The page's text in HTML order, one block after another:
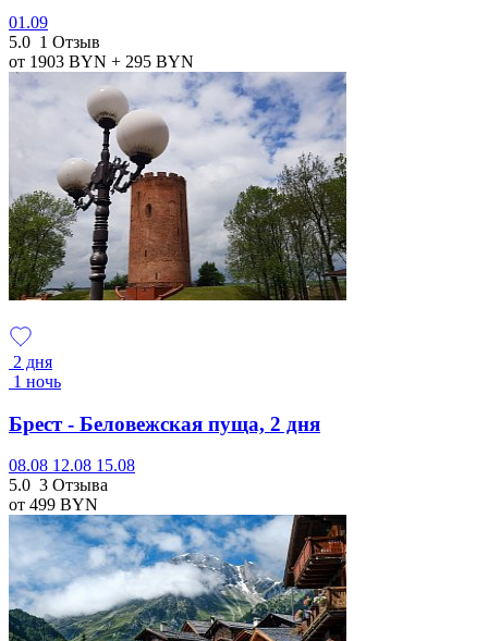
01.09
5.0 1 Отзыв
от 1903 BYN + 295 BYN
2 дня
1 ночь
Брест - Беловежская пуща, 2 дня
08.08 12.08 15.08
5.0 3 Отзыва
от 499 BYN